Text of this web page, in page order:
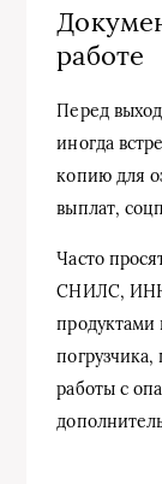
работе
Перед
иногда
копию для
выплат,
Часто
СНИЛС,
продуктами
работы с